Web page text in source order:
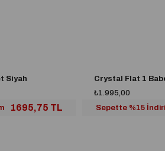
Siyah
1695,75 TL
Crystal Flat 1
₺1.995,00
Sepette %15